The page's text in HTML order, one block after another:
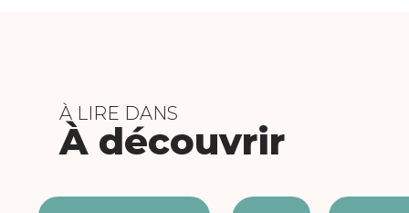
À LIRE DANS
À découvrir